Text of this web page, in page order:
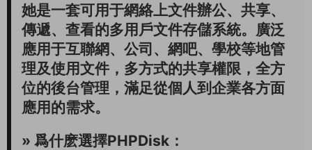
她是一套可用于網絡上文件辦公、共享、
傳遞、查看的多用戶文件存儲系統。廣泛
應用于互聯網、公司、網吧、學校等地管
理及使用文件，多方式的共享權限，全方
位的後台管理，滿足從個人到企業各方面
應用的需求。
» 爲什麽選擇PHPDisk：